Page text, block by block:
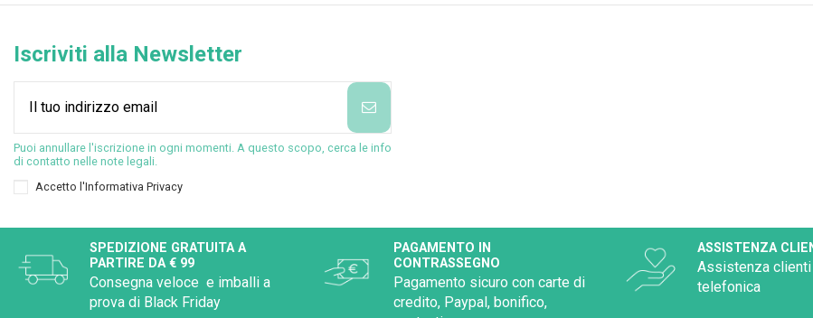
Iscriviti alla Newsletter
Puoi annullare l'iscrizione in ogni momenti. A questo scopo, cerca le info
di contatto nelle note legali.
Accetto l'Informativa Privacy
SPEDIZIONE GRATUITA A
PARTIRE DA € 99
Consegna veloce e imballi a
prova di Black Friday
PAGAMENTO IN
CONTRASSEGNO
Pagamento sicuro con carte di
credito, Paypal, bonifico,
ASSISTENZA
Assistenza clienti
telefonica